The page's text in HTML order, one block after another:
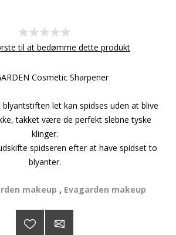
til at bedømme dette produkt
Cosmetic Sharpener
let kan spidses uden at blive
takket være de perfekt slebne tyske
klinger.
spidseren efter at have spidset to
blyanter.
makeup , Evagarden makeup